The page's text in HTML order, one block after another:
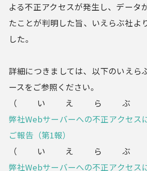
よる不正アクセスが発生し、データ
たことが判明した旨、いえらぶ社よ
した。
詳細につきましては、以下のいえら
ースをご参照ください。
（いえらぶ
弊社Webサーバーへの不正アクセス
ご報告（第1報）
（いえらぶ
弊社Webサーバーへの不正アクセス